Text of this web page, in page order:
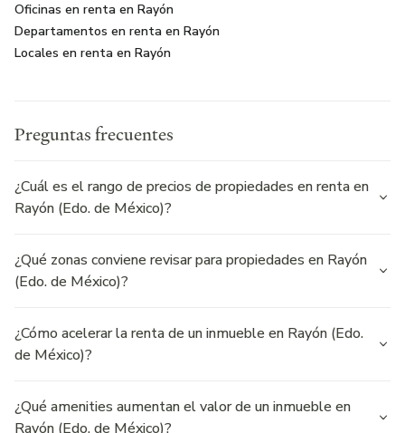
Oficinas en renta en Rayón
Departamentos en renta en Rayón
Locales en renta en Rayón
Preguntas frecuentes
¿Cuál es el rango de precios de propiedades en renta en
Rayón (Edo. de México)?
¿Qué zonas conviene revisar para propiedades en Rayón
(Edo. de México)?
¿Cómo acelerar la renta de un inmueble en Rayón (Edo.
de México)?
¿Qué amenities aumentan el valor de un inmueble en
Rayón (Edo. de México)?